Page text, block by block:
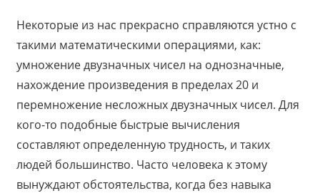
Некоторые из нас прекрасно справляются устно с
такими математическими операциями, как:
умножение двузначных чисел на однозначные,
нахождение произведения в пределах 20 и
перемножение несложных двузначных чисел. Для
кого-то подобные быстрые вычисления
составляют определенную трудность, и таких
людей большинство. Часто человека к этому
вынуждают обстоятельства, когда без навыка